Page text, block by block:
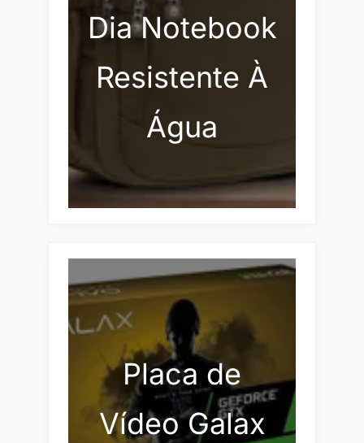
Dia Notebook
Resistente À
Água
Placa de
Vídeo Galax